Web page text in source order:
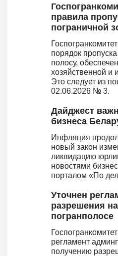
правила
пограничной
порядок
полосу,
хозяйственной и
Это следует из
02.06.2026 № 3.
Дайджест
бизнеса
Инфляция
новый закон
ликвидацию
новостями
порталом «По
Уточнен
разрешения
погранполосе
регламент
получению